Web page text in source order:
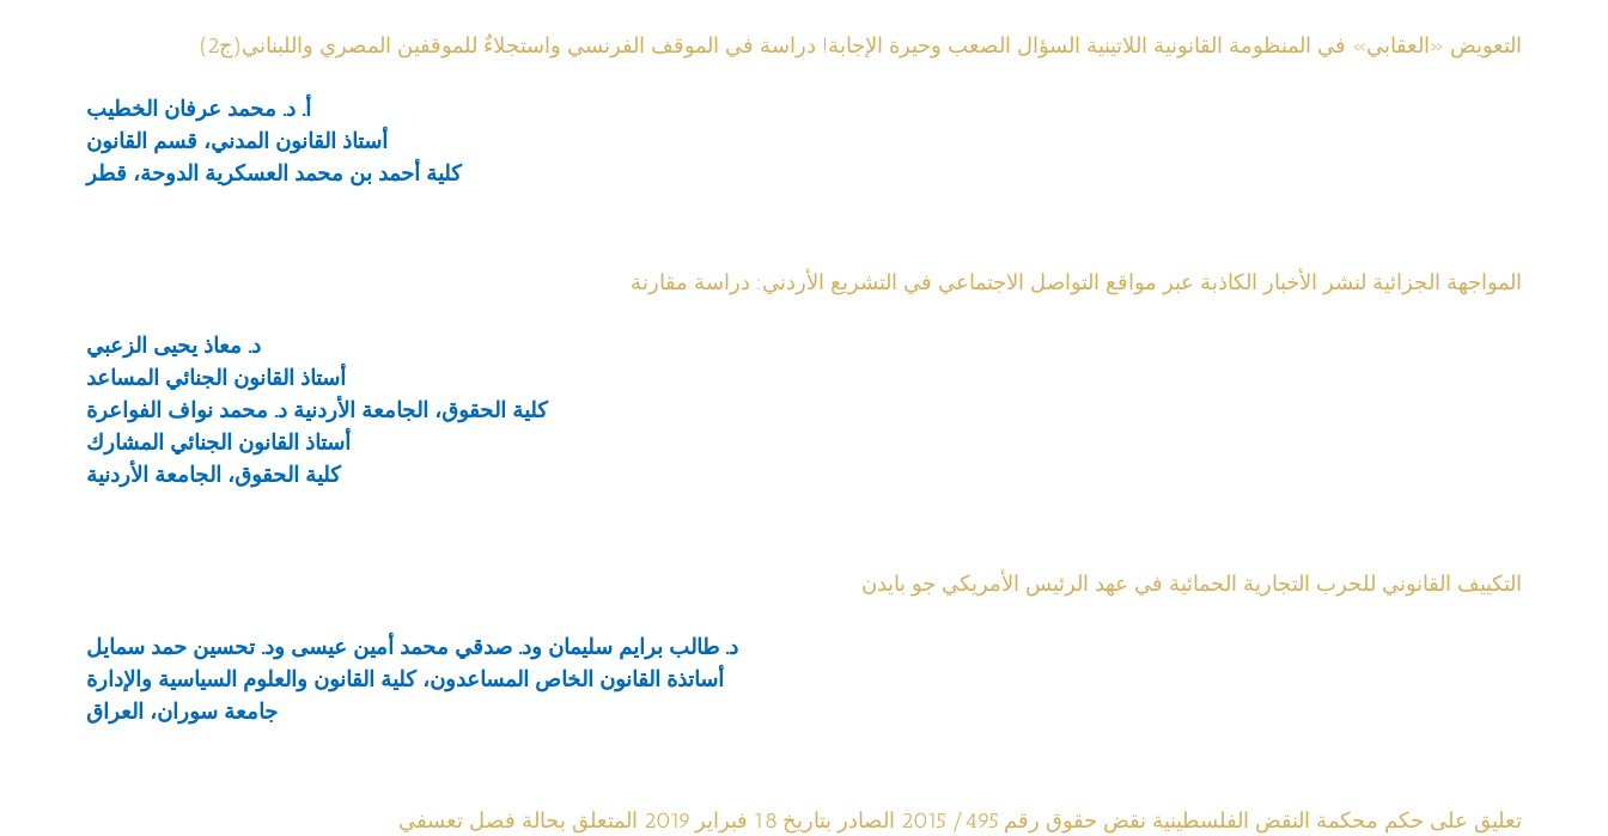
التعويض «العقابي» في المنظومة القانونية اللاتينية السؤال الصعب وحيرة الإجابة! دراسة في الموقف الفرنسي واستجلاءٌ للموقفين المصري واللبناني(ج2)
أ. د. محمد عرفان الخطيب
أستاذ القانون المدني، قسم القانون
كلية أحمد بن محمد العسكرية الدوحة، قطر
المواجهة الجزائية لنشر الأخبار الكاذبة عبر مواقع التواصل الاجتماعي في التشريع الأردني: دراسة مقارنة
د. معاذ يحيى الزعبي
أستاذ القانون الجنائي المساعد
كلية الحقوق، الجامعة الأردنية د. محمد نواف الفواعرة
أستاذ القانون الجنائي المشارك
كلية الحقوق، الجامعة الأردنية
التكييف القانوني للحرب التجارية الحمائية في عهد الرئيس الأمريكي جو بايدن
د. طالب برايم سليمان ود. صدقي محمد أمين عيسى ود. تحسين حمد سمايل
أساتذة القانون الخاص المساعدون، كلية القانون والعلوم السياسية والإدارة
جامعة سوران، العراق
تعليق على حكم محكمة النقض الفلسطينية نقض حقوق رقم 495/ 2015 الصادر بتاريخ 18 فبراير 2019 المتعلق بحالة فصل تعسفي